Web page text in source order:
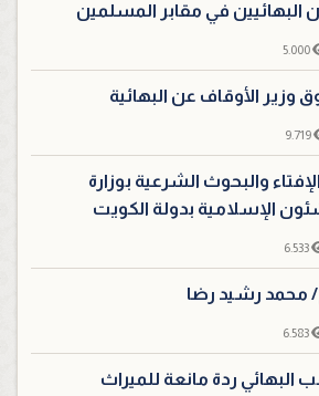
البهائيين في مقابر المسلمين
5.000
وزير الأوقاف عن البهائية
9.719
والبحوث الشرعية بوزارة
الإسلامية بدولة الكويت
6.533
محمد رشيد رضا
6.583
البهائي ردة مانعة للميراث